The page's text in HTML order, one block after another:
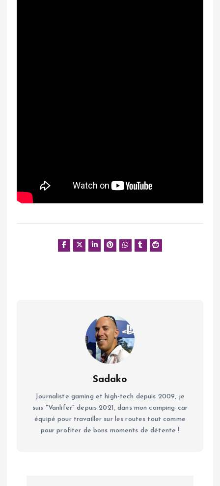
Sadako
Journaliste gaming et high-tech depuis 2009, je
suis "Vanlifer" depuis 2021, dans mon camping-car
équipé pour travailler sur les routes tout comme
pour profiter de bons moments de détente !